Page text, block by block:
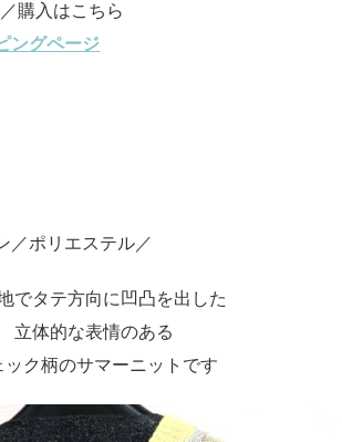
購入はこちら
ングページ
ポリエステル／
でタテ方向に凹凸を出した
立体的な表情のある
ック柄のサマーニットです